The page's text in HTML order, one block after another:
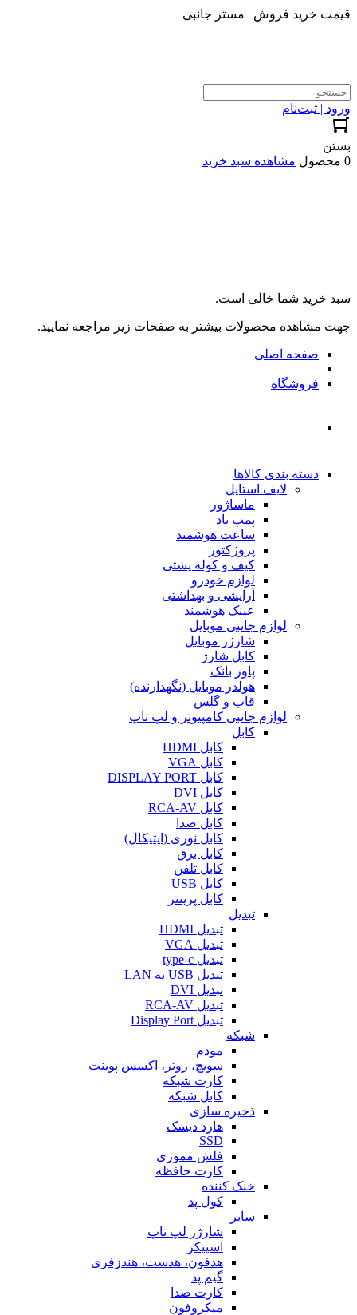
قیمت خرید فروش | مستر جانبی
ورود | ثبت‌نام
بستن
0 محصول
مشاهده سبد خرید
سبد خرید شما خالی است.
جهت مشاهده محصولات بیشتر به صفحات زیر مراجعه نمایید.
صفحه اصلی
فروشگاه
دسته بندی کالاها
لایف استایل
ماساژور
پمپ باد
ساعت هوشمند
پروژکتور
کیف و کوله پشتی
لوازم خودرو
آرایشی و بهداشتی
عینک هوشمند
لوازم جانبی موبایل
شارژر موبایل
کابل شارژ
پاور بانک
هولدر موبایل (نگهدارنده)
قاب و گلس
لوازم جانبی کامپیوتر و لپ تاپ
کابل
کابل HDMI
کابل VGA
کابل DISPLAY PORT
کابل DVI
کابل RCA-AV
کابل صدا
کابل نوری (اپتیکال)
کابل برق
کابل تلفن
کابل USB
کابل پرینتر
تبدیل
تبدیل HDMI
تبدیل VGA
تبدیل type-c
تبدیل USB به LAN
تبدیل DVI
تبدیل RCA-AV
تبدیل Display Port
شبکه
مودم
سویچ، روتر، اکسس پوینت
کارت شبکه
کابل شبکه
ذخیره سازی
هارد دیسک
SSD
فلش مموری
کارت حافظه
خنک کننده
کول پد
سایر
شارژر لپ تاپ
اسپیکر
هدفون، هدست، هندزفری
گیم پد
کارت صدا
میکروفون